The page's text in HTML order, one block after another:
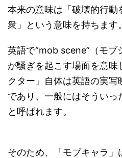
本来の意味は「破壊的行
衆」という意味を持ちます。
英語で“mob scene”（モブ
が騒ぎを起こす場面を意味
クター」自体は英語の実
であり、一般にはそういっ
と呼ばれます。
そのため、「モブキャラ」